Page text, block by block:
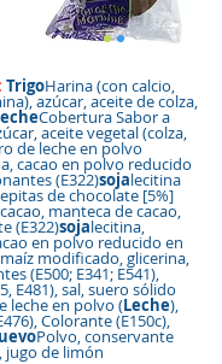
TrigoHarina (con calcio,
azúcar, aceite de colza,
Cobertura Sabor a
aceite vegetal (colza,
de leche en polvo
cacao en polvo reducido
(E322)sojalecitina
de chocolate [5%]
manteca de cacao,
(E322)sojalecitina,
en polvo reducido en
modificado, glicerina,
(E500; E341; E541),
E481), sal, suero sólido
leche en polvo (Leche),
Colorante (E150c),
Polvo, conservante
jugo de limón